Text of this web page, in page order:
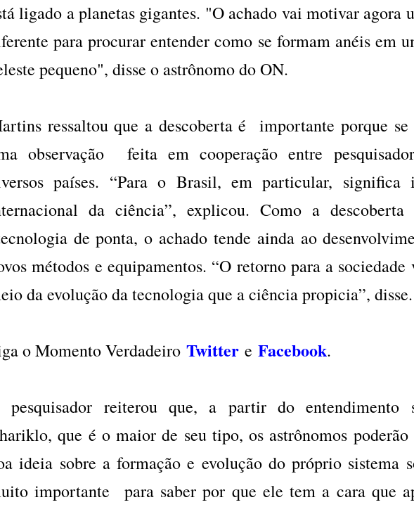
ligado a planetas gigantes. "O achado vai motivar agora
para procurar entender como se formam anéis em
pequeno", disse o astrônomo do ON.
ressaltou que a descoberta é importante porque se
observação feita em cooperação entre
países. “Para o Brasil, em particular, significa
da ciência”, explicou. Como a
de ponta, o achado tende ainda ao
métodos e equipamentos. “O retorno para a sociedade
da evolução da tecnologia que a ciência propicia”, disse.
o Momento Verdadeiro Twitter e Facebook.
pesquisador reiterou que, a partir do entendimento
que é o maior de seu tipo, os astrônomos
ideia sobre a formação e evolução do próprio sistema
importante para saber por que ele tem a cara que